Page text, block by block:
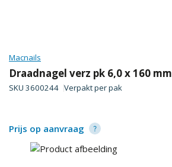
Macnails
Draadnagel verz pk 6,0 x 160 mm
SKU 3600244 Verpakt perpak
Prijs op aanvraag